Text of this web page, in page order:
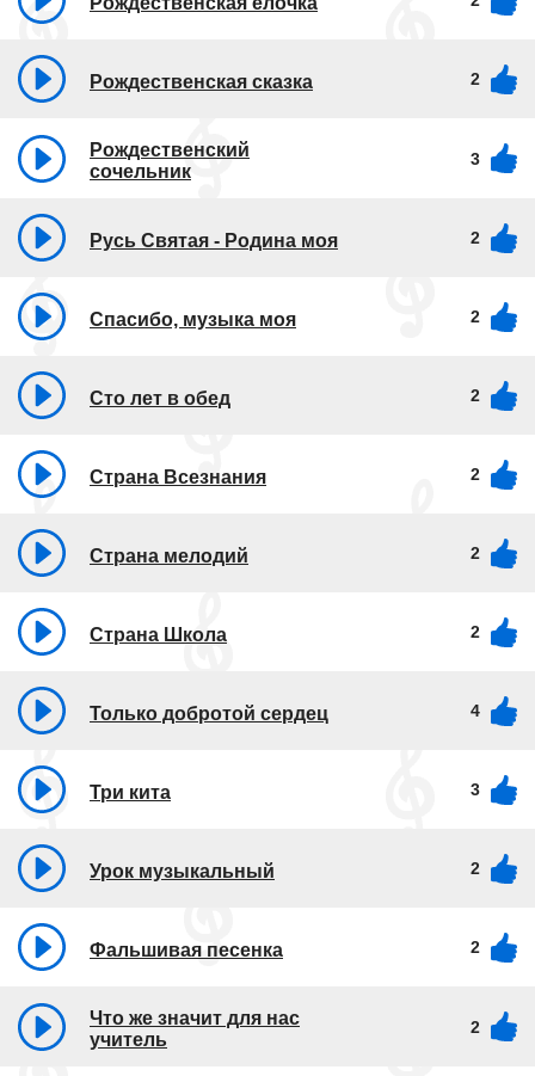
Рождественская сказка 2
Рождественский
сочельник
3
Русь Святая - Родина моя 2
Спасибо, музыка моя 2
Сто лет в обед 2
Страна Всезнания 2
Страна мелодий 2
Страна Школа 2
Только добротой сердец 4
Три кита 3
Урок музыкальный 2
Фальшивая песенка 2
Что же значит для нас
учитель
2